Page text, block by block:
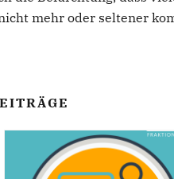
mehr oder seltener